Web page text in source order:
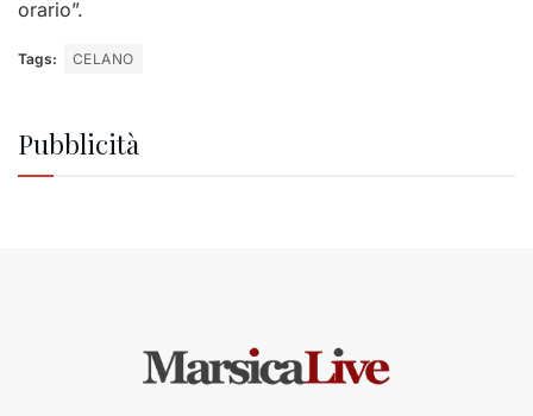
orario”.
Tags: CELANO
Pubblicità